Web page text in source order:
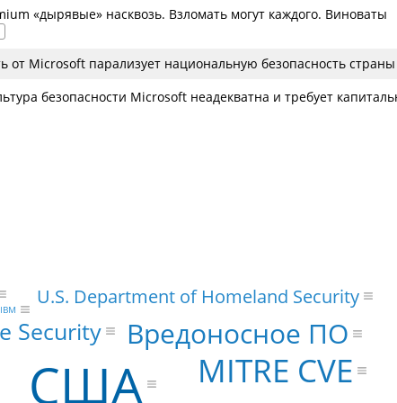
«дырявые» насквозь. Взломать могут каждого. Виноваты
от Microsoft парализует национальную безопасность страны
безопасности Microsoft неадекватна и требует
США MITRE CVE
Вредоносное ПО
Security
U.S. Department of Homeland Security
IBM